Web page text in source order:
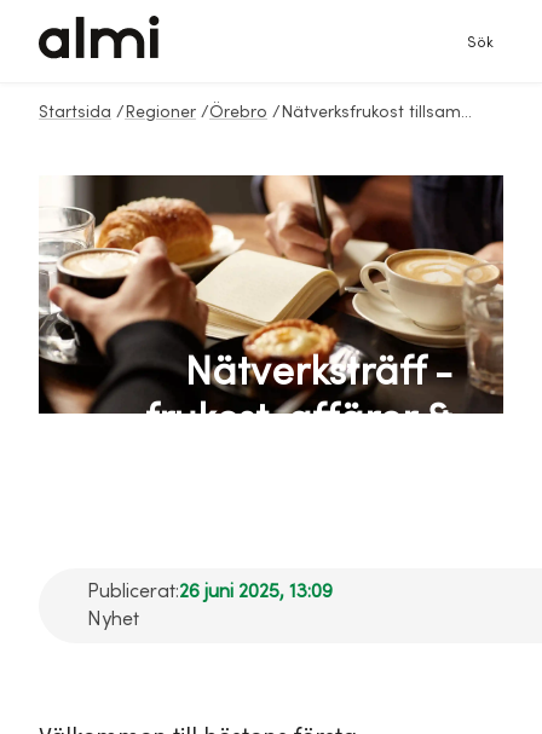
Sök
Startsida / Regioner /Örebro / Nätverksfrukost tillsammans med Företagarna
Nätverksträff -
frukost, affärer &
Publicerat:26 juni 2025, 13:09
Nyhet